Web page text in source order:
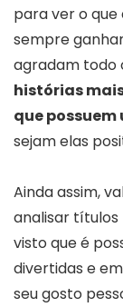
para ver o
sempre
agradam todo
histórias
que
sejam elas
Ainda assim,
analisar títulos
visto que é
divertidas e
seu gosto